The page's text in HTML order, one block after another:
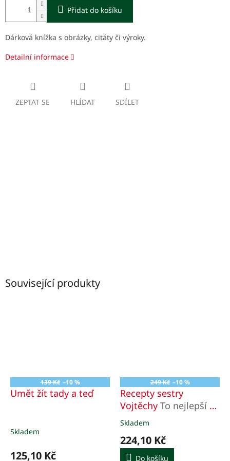
Přidat do košíku
Dárková knížka s obrázky, citáty či výroky.
Detailní informace
ZEPTAT SE HLÍDAT SDÍLET
Související produkty
139 Kč –10 %
Umět žít tady a teď
Skladem
125,10 Kč
249 Kč –10 %
Recepty sestry
Vojtěchy To nejlepší z
nepomucenské
kuchyně
Průměrné
produktu
Skladem
224,10 Kč
Do košíku